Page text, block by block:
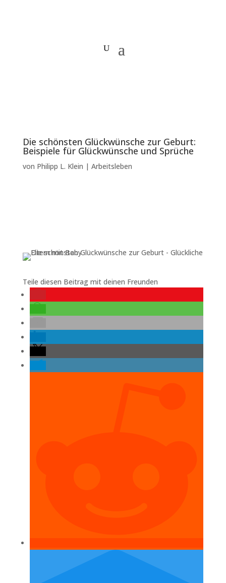
Die schönsten Glückwünsche zur Geburt:
Beispiele für Glückwünsche und Sprüche
von Philipp L. Klein | Arbeitsleben
Teile diesen Beitrag mit deinen Freunden